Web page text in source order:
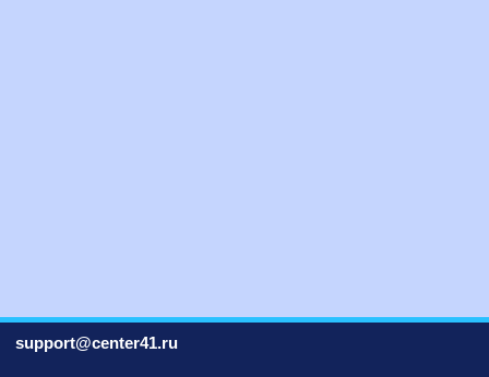
support@center41.ru